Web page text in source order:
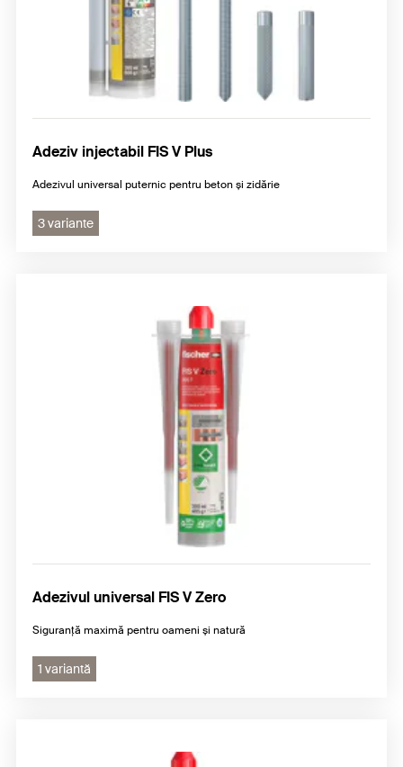
Adeziv injectabil FIS V Plus
Adezivul universal puternic pentru beton și zidărie
3 variante
Adezivul universal FIS V Zero
Siguranță maximă pentru oameni și natură
1 variantă